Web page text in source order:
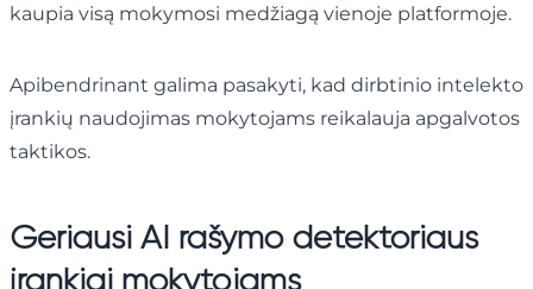
kaupia visą mokymosi medžiagą vienoje platformoje.
Apibendrinant galima pasakyti, kad dirbtinio intelekto
įrankių naudojimas mokytojams reikalauja apgalvotos
taktikos.
Geriausi AI rašymo detektoriaus
įrankiai mokytojams